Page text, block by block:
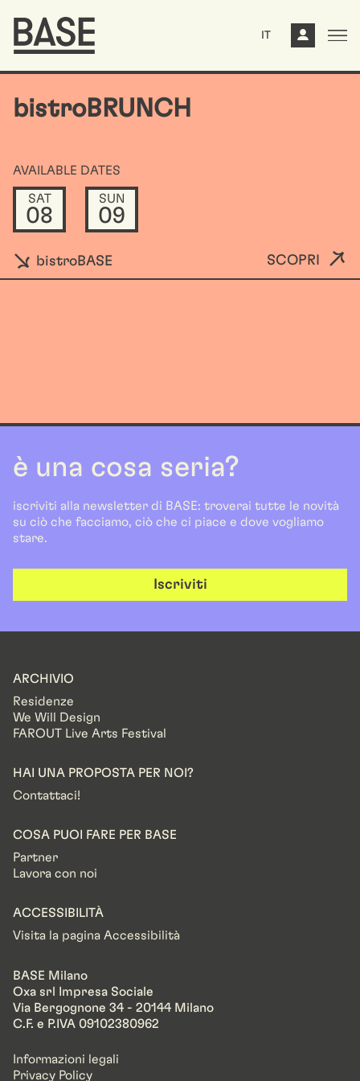
IT
bistroBRUNCH
AVAILABLE DATES
SAT
08
SUN
09
bistroBASE SCOPRI
è una cosa seria?
iscriviti alla newsletter di BASE: troverai tutte le novità
su ciò che facciamo, ciò che ci piace e dove vogliamo
stare.
Iscriviti
ARCHIVIO
Residenze
We Will Design
FAROUT Live Arts Festival
HAI UNA PROPOSTA PER NOI?
Contattaci!
COSA PUOI FARE PER BASE
Partner
Lavora con noi
ACCESSIBILITÀ
Visita la pagina Accessibilità
BASE Milano
Oxa srl Impresa Sociale
Via Bergognone 34 - 20144 Milano
C.F. e P.IVA 09102380962
Informazioni legali
Privacy Policy